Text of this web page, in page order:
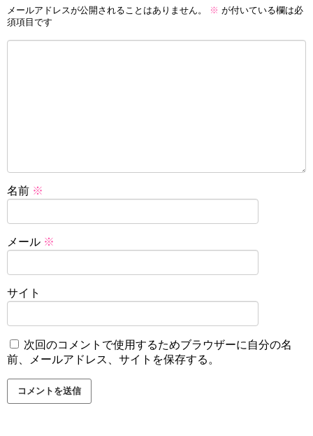
メールアドレスが公開されることはありません。 ※ が付いている欄は必
須項目です
名前 ※
メール ※
サイト
次回のコメントで使用するためブラウザーに自分の名
前、メールアドレス、サイトを保存する。